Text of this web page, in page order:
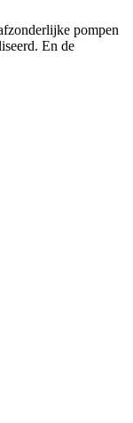
pompen
En de